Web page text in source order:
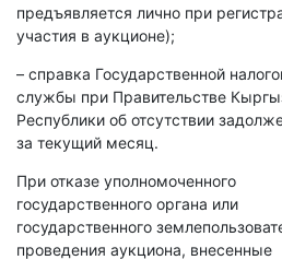
предъявляется лично при
участия в аукционе);
– справка Государственной
службы при Правительстве
Республики об отсутствии
за текущий месяц.
При отказе уполномоченного
государственного органа или
государственного
проведения аукциона, внесенные